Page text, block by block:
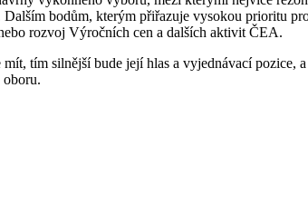
bodům, kterým přiřazuje vysokou prioritu
rozvoj Výročních cen a dalších aktivit ČEA.
tím silnější bude její hlas a vyjednávací pozice,
oboru.